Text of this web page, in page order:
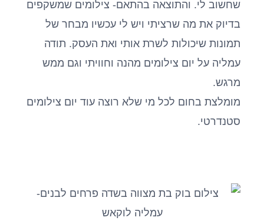
שחשוב לי. והתוצאה בהתאם- צילומים שמשקפים
בדיוק את מה שרציתי ויש לי עכשיו מבחר של
תמונות שיכולות לשרת אותי ואת העסק. תודה
עמליה על יום צילומים מהנה וחוויתי וגם ממש
מרגש.
מומלצת בחום לכל מי שלא רוצה עוד יום צילומים
סטנדרטי.